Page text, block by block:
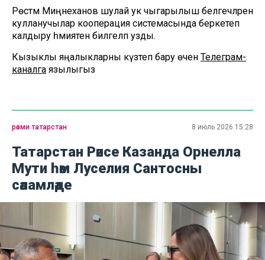
Рөстәм Миңнеханов шулай ук чыгарылыш белгечләрен
кулланучылар кооперация системасында беркетеп
калдыру әһәмиятен билгеләп узды.
Кызыклы яңалыкларны күзәтеп бару өчен Телеграм-
каналга язылыгыз
рәсми татарстан 8 июль 2026 15:28
Татарстан Рәисе Казанда Орнелла
Мути һәм Луселия Сантосны
сәламләде